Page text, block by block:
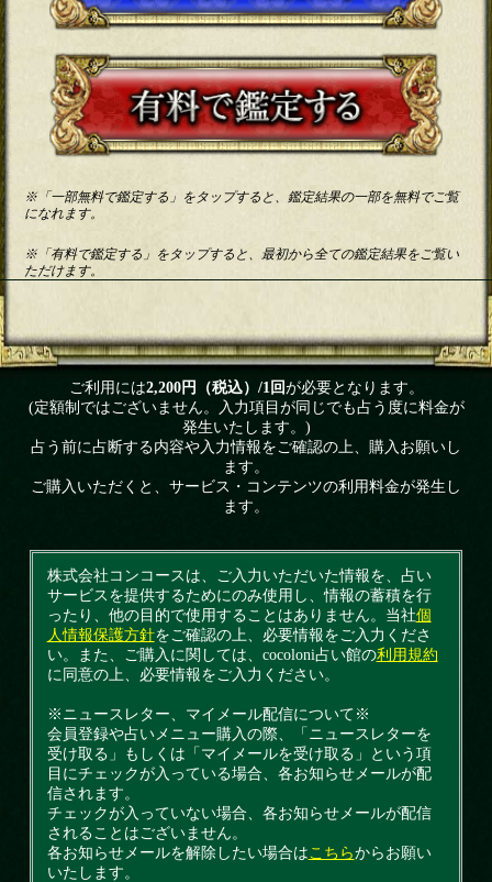
※「一部無料で鑑定する」をタップすると、鑑定結果の一部を無料でご覧
になれます。
※「有料で鑑定する」をタップすると、最初から全ての鑑定結果をご覧い
ただけます。
ご利用には2,200円（税込）/1回が必要となります。
(定額制ではございません。入力項目が同じでも占う度に料金が
発生いたします。)
占う前に占断する内容や入力情報をご確認の上、購入お願いし
ます。
ご購入いただくと、サービス・コンテンツの利用料金が発生し
ます。
株式会社コンコースは、ご入力いただいた情報を、占い
サービスを提供するためにのみ使用し、情報の蓄積を行
ったり、他の目的で使用することはありません。当社個
人情報保護方針をご確認の上、必要情報をご入力くださ
い。また、ご購入に関しては、cocoloni占い館の利用規約
に同意の上、必要情報をご入力ください。
※ニュースレター、マイメール配信について※
会員登録や占いメニュー購入の際、「ニュースレターを
受け取る」もしくは「マイメールを受け取る」という項
目にチェックが入っている場合、各お知らせメールが配
信されます。
チェックが入っていない場合、各お知らせメールが配信
されることはございません。
各お知らせメールを解除したい場合は こちらからお願い
いたします。